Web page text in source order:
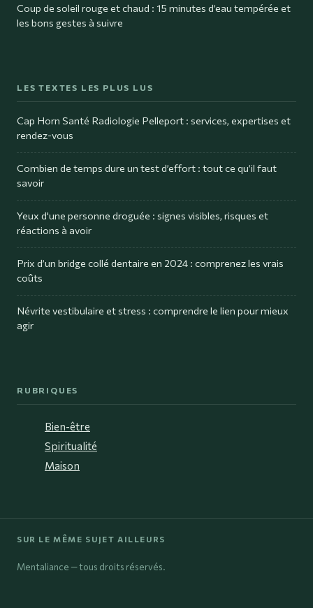
Coup de soleil rouge et chaud : 15 minutes d’eau tempérée et
les bons gestes à suivre
LES TEXTES LES PLUS LUS
Cap Horn Santé Radiologie Pelleport : services, expertises et
rendez-vous
Combien de temps dure un test d’effort : tout ce qu’il faut
savoir
Yeux d'une personne droguée : signes visibles, risques et
réactions à avoir
Prix d’un bridge collé dentaire en 2024 : comprenez les vrais
coûts
Névrite vestibulaire et stress : comprendre le lien pour mieux
agir
RUBRIQUES
Bien-être
Spiritualité
Maison
SUR LE MÊME SUJET AILLEURS
Mentaliance — tous droits réservés.